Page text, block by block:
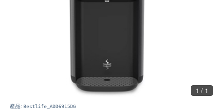
1 / 1
產品: Bestlife_ADD6915DG